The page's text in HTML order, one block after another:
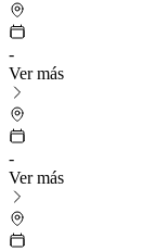
-
Ver más
-
Ver más